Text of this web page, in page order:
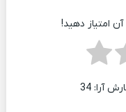
امتیاز دهید!
34